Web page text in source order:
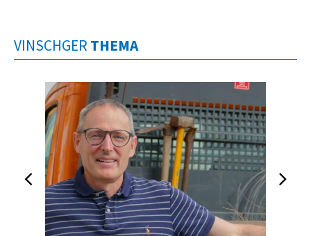
VINSCHGER THEMA